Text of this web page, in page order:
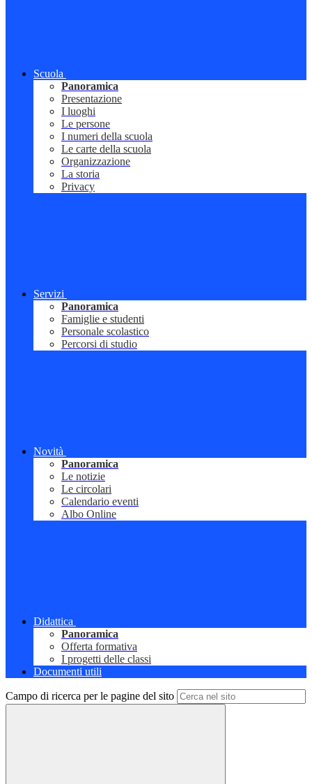
Scuola
Panoramica
Presentazione
I luoghi
Le persone
I numeri della scuola
Le carte della scuola
Organizzazione
La storia
Privacy
Servizi
Panoramica
Famiglie e studenti
Personale scolastico
Percorsi di studio
Novità
Panoramica
Le notizie
Le circolari
Calendario eventi
Albo Online
Didattica
Panoramica
Offerta formativa
I progetti delle classi
Documenti utili
Campo di ricerca per le pagine del sito